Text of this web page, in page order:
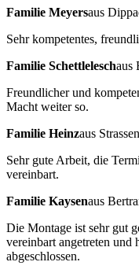
Familie Meyersaus
Sehr kompetentes,
Familie Schettleleschaus
Freundlicher und
Macht weiter so.
Familie Heinzaus Strassen
Sehr gute Arbeit, die
vereinbart.
Familie Kaysenaus
Die Montage ist sehr gut
vereinbart angetreten und
abgeschlossen.